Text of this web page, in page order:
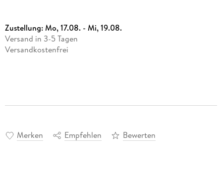
Zustellung:Mo, 17.08. - Mi, 19.08.
Versand in 3-5 Tagen
Versandkostenfrei
Merken Empfehlen Bewerten